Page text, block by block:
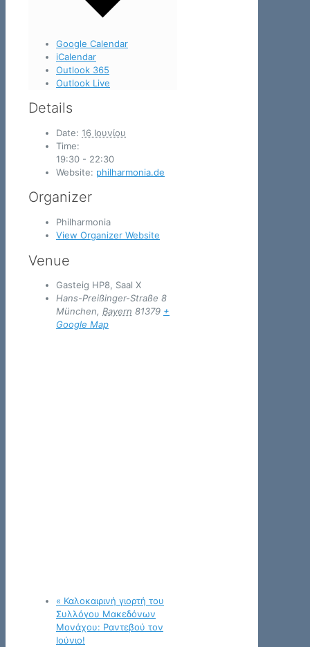
Google Calendar
iCalendar
Outlook 365
Outlook Live
Details
Date: 16 Ιουνίου
Time:
19:30 - 22:30
Website: philharmonia.de
Organizer
Philharmonia
View Organizer Website
Venue
Gasteig HP8, Saal X
Hans-Preißinger-Straße 8
München, Bayern 81379 +
Google Map
« Καλοκαιρινή γιορτή του
Συλλόγου Μακεδόνων
Μονάχου: Ραντεβού τον
Ιούνιο!